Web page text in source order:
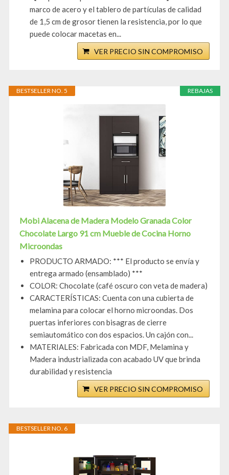
marco de acero y el tablero de partículas de calidad
de 1,5 cm de grosor tienen la resistencia, por lo que
puede colocar macetas en...
VER PRECIO SIN COMPROMISO
REBAJAS
BESTSELLER NO. 5
Mobi Alacena de Madera Modelo Granada Color
Chocolate Largo 91 cm Mueble de Cocina Horno
Microondas
PRODUCTO ARMADO: *** El producto se envía y
entrega armado (ensamblado) ***
COLOR: Chocolate (café oscuro con veta de madera)
CARACTERÍSTICAS: Cuenta con una cubierta de
melamina para colocar el horno microondas. Dos
puertas inferiores con bisagras de cierre
semiautomático con dos espacios. Un cajón con...
MATERIALES: Fabricada con MDF, Melamina y
Madera industrializada con acabado UV que brinda
durabilidad y resistencia
VER PRECIO SIN COMPROMISO
BESTSELLER NO. 6